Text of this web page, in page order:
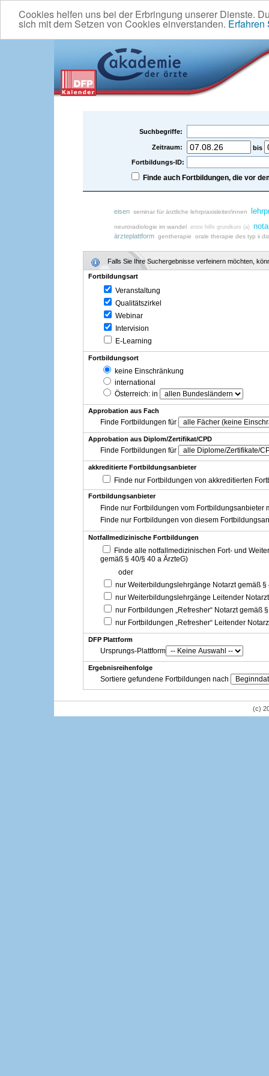
Cookies helfen uns bei der Erbringung unserer Dienste.
sich mit dem Setzen von Cookies einverstanden. Erfahren
Suchbegriffe:
Zeitraum:
bis
Fortbildungs-ID:
Finde auch Fortbildungen, die vor
eisen seminar für ärztliche lehrpraxisleiter/innen
neuroradiologie im wandel erste hilfe grundkurs (a)
ärzteplattform gentherapie orale therapie des typ ii
Falls Sie Ihre Suchergebnisse verfeinern möchten,
Fortbildungsart
Veranstaltung
Qualitätszirkel
Webinar
Intervision
E-Learning
Fortbildungsort
keine Einschränkung
international
Österreich: in
Approbation aus Fach
Finde Fortbildungen für
Approbation aus Diplom/Zertifikat/CPD
Finde Fortbildungen für
akkreditierte Fortbildungsanbieter
Finde nur Fortbildungen von akkreditierten
Fortbildungsanbieter
Finde nur Fortbildungen vom Fortbildungsanbieter
Finde nur Fortbildungen von diesem
Notfallmedizinische Fortbildungen
Finde alle notfallmedizinischen Fort- und
gemäß § 40/§ 40 a ÄrzteG)
oder
nur Weiterbildungslehrgänge Notarzt gemäß §
nur Weiterbildungslehrgänge Leitender
nur Fortbildungen „Refresher“ Notarzt gemäß
nur Fortbildungen „Refresher“ Leitender
DFP Plattform
Ursprungs-Plattform
Ergebnisreihenfolge
Sortiere gefundene Fortbildungen nach
(c)